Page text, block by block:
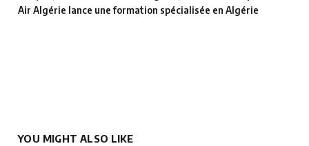
Air Algérie lance une formation spécialisée en Algérie
YOU MIGHT ALSO LIKE